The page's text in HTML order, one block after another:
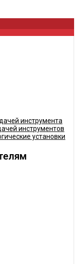
инструмента
инструментов
установки